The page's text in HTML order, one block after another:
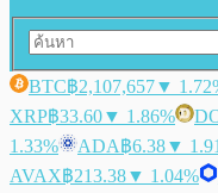
BTC฿2,107,657▼
XRP฿33.60▼ 1.86%
1.33%
ADA฿6.38▼
AVAX฿213.38▼ 1.04%